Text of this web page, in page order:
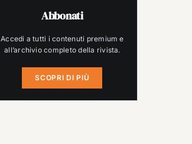
Abbonati
Accedi a tutti i contenuti premium e
all’archivio completo della rivista.
SCOPRI DI PIÙ